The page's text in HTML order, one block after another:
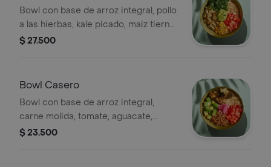
Bowl con base de arroz integral, pollo
a las hierbas, kale picado, maiz tierno,
tomate, guacamole y cilantro.
$ 27.500
Bowl Casero
Bowl con base de arroz integral,
carne molida, tomate, aguacate,
cebolla encurtida, brócoli rostizado y
$ 23.500